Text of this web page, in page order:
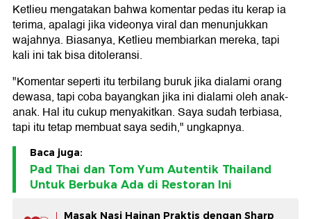
Ketlieu mengatakan bahwa komentar pedas itu kerap ia
terima, apalagi jika videonya viral dan menunjukkan
wajahnya. Biasanya, Ketlieu membiarkan mereka, tapi
kali ini tak bisa ditoleransi.
"Komentar seperti itu terbilang buruk jika dialami orang
dewasa, tapi coba bayangkan jika ini dialami oleh anak-
anak. Hal itu cukup menyakitkan. Saya sudah terbiasa,
tapi itu tetap membuat saya sedih," ungkapnya.
Baca juga:
Pad Thai dan Tom Yum Autentik Thailand
Untuk Berbuka Ada di Restoran Ini
Masak Nasi Hainan Praktis dengan Sharp